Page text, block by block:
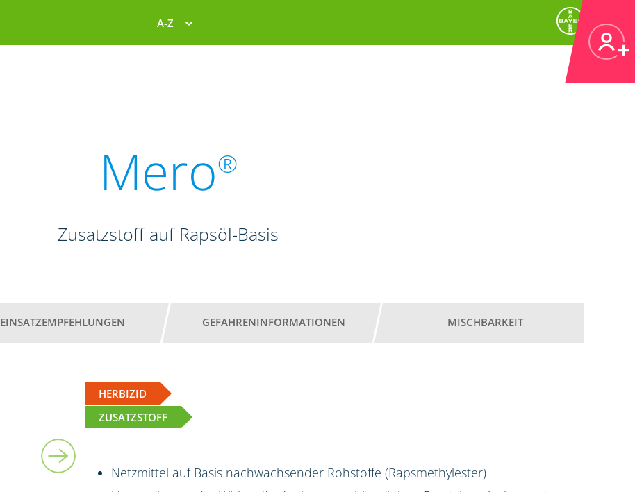
A-Z
Mero®
Zusatzstoff auf Rapsöl-Basis
EINSATZEMPFEHLUNGEN GEFAHRENINFORMATIONEN MISCHBARKEIT
HERBIZID
ZUSATZSTOFF
Netzmittel auf Basis nachwachsender Rohstoffe (Rapsmethylester)